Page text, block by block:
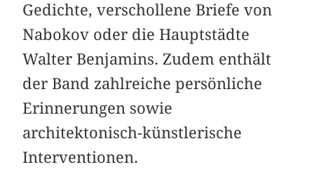
Gedichte, verschollene Briefe von
Nabokov oder die Hauptstädte
Walter Benjamins. Zudem enthält
der Band zahlreiche persönliche
Erinnerungen sowie
architektonisch-künstlerische
Interventionen.